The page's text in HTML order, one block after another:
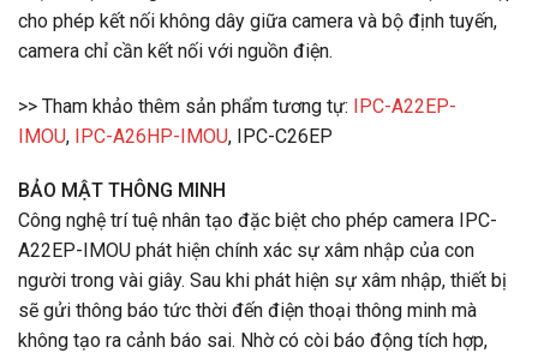
cho phép kết nối không dây giữa camera và bộ định tuyến,
camera chỉ cần kết nối với nguồn điện.
>> Tham khảo thêm sản phẩm tương tự: IPC-A22EP-
IMOU, IPC-A26HP-IMOU, IPC-C26EP
BẢO MẬT THÔNG MINH
Công nghệ trí tuệ nhân tạo đặc biệt cho phép camera IPC-
A22EP-IMOU phát hiện chính xác sự xâm nhập của con
người trong vài giây. Sau khi phát hiện sự xâm nhập, thiết bị
sẽ gửi thông báo tức thời đến điện thoại thông minh mà
không tạo ra cảnh báo sai. Nhờ có còi báo động tích hợp,